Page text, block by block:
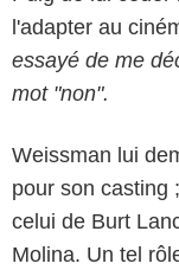
l'adapter au
essayé de me
mot "non".
Weissman lui
pour son casting
celui de Burt
Molina. Un tel